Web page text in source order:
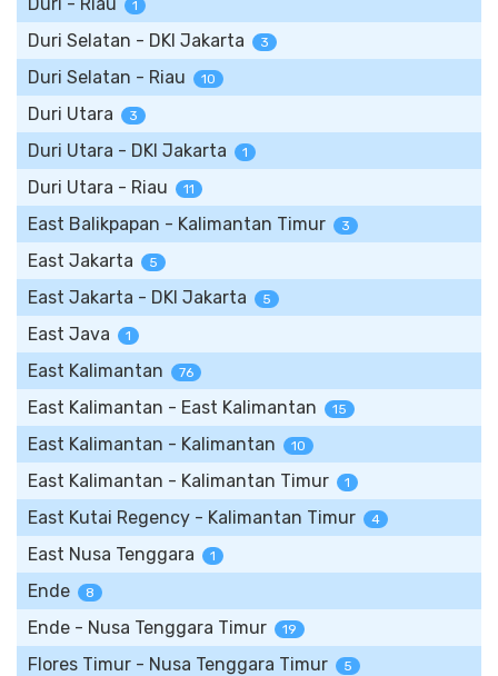
1
Duri Selatan - DKI Jakarta 3
Duri Selatan - Riau 10
Duri Utara 3
Duri Utara - DKI Jakarta 1
Duri Utara - Riau 11
East Balikpapan - Kalimantan Timur 3
East Jakarta 5
East Jakarta - DKI Jakarta 5
East Java 1
East Kalimantan 76
East Kalimantan - East Kalimantan 15
East Kalimantan - Kalimantan 10
East Kalimantan - Kalimantan Timur 1
East Kutai Regency - Kalimantan Timur 4
East Nusa Tenggara 1
Ende 8
Ende - Nusa Tenggara Timur 19
Flores Timur - Nusa Tenggara Timur 5